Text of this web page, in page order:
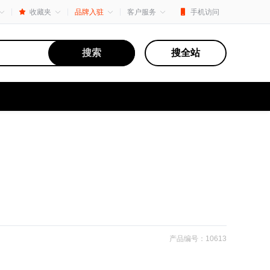
收藏夹 品牌入驻 客户服务 手机访问
搜索 搜全站
产品编号：10613